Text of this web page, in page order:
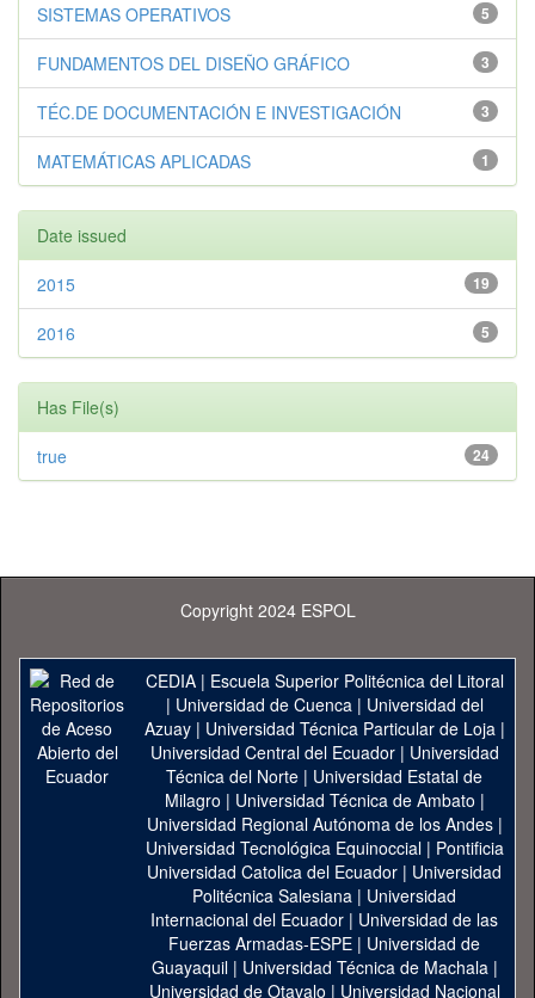
5
SISTEMAS OPERATIVOS
3
FUNDAMENTOS DEL DISEÑO GRÁFICO
3
TÉC.DE DOCUMENTACIÓN E INVESTIGACIÓN
1
MATEMÁTICAS APLICADAS
Date issued
19
2015
5
2016
Has File(s)
24
true
Copyright 2024 ESPOL
CEDIA| Escuela Superior Politécnica del Litoral
| Universidad de Cuenca| Universidad del
Azuay| Universidad Técnica Particular de Loja|
Universidad Central del Ecuador| Universidad
Técnica del Norte | Universidad Estatal de
Milagro | Universidad Técnica de Ambato |
Universidad Regional Autónoma de los Andes|
Universidad Tecnológica Equinoccial| Pontificia
Universidad Catolica del Ecuador | Universidad
Politécnica Salesiana | Universidad
Internacional del Ecuador | Universidad de las
Fuerzas Armadas-ESPE | Universidad de
Guayaquil| Universidad Técnica de Machala|
Universidad de Otavalo | Universidad Nacional